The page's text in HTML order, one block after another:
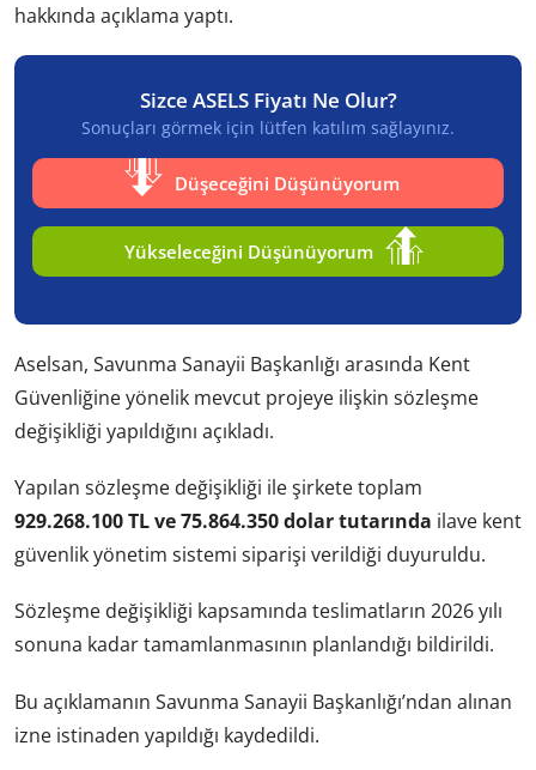
hakkında açıklama yaptı.
Sizce ASELS Fiyatı Ne Olur?
Sonuçları görmek için lütfen katılım sağlayınız.
Düşeceğini Düşünüyorum
Yükseleceğini Düşünüyorum
Aselsan, Savunma Sanayii Başkanlığı arasında Kent
Güvenliğine yönelik mevcut projeye ilişkin sözleşme
değişikliği yapıldığını açıkladı.
Yapılan sözleşme değişikliği ile şirkete toplam
929.268.100 TL ve 75.864.350 dolar tutarında ilave kent
güvenlik yönetim sistemi siparişi verildiği duyuruldu.
Sözleşme değişikliği kapsamında teslimatların 2026 yılı
sonuna kadar tamamlanmasının planlandığı bildirildi.
Bu açıklamanın Savunma Sanayii Başkanlığı’ndan alınan
izne istinaden yapıldığı kaydedildi.